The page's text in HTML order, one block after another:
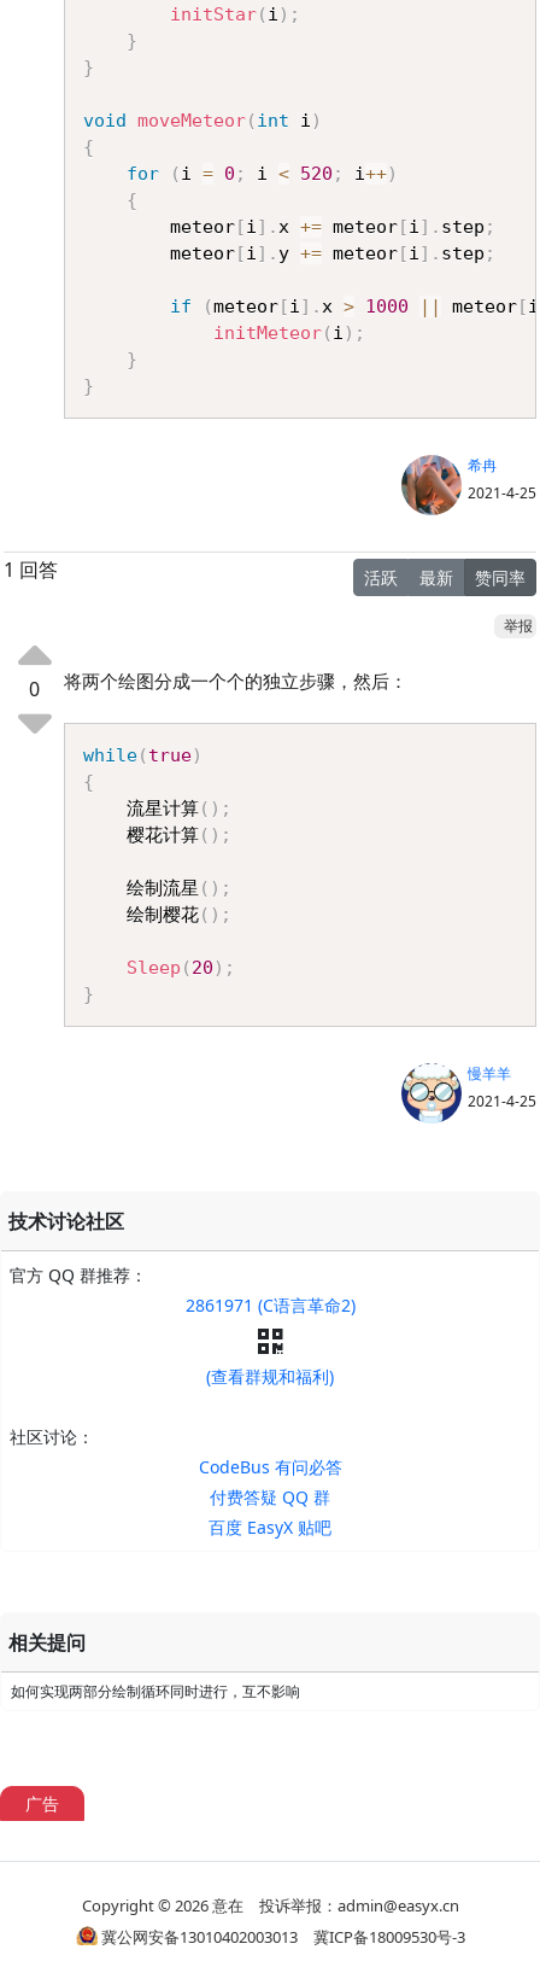
initStar( i ) ;
}
}
void moveMeteor( int i )
{
for
( i = 0 ; i < 520 ; i++)
{
		meteor
[i] .x += meteor[i] . step ;
		meteor
[i] . y += meteor[i] . step ;
if (meteor[i] .x > 1000 || meteor[i
initMeteor( i ) ;
}
}
希冉
2021-4-25
1 回答 活跃 最新 赞同率
举报
0 将两个绘图分成一个个的独立步骤，然后：
while( true)
{
	流星计算
( ) ;
	樱花计算
( ) ;
	绘制流星
( ) ;
	绘制樱花
( ) ;
Sleep ( 20 ) ;
}
慢羊羊
2021-4-25
技术讨论社区
官方 QQ 群推荐：
2861971 (C语言革命2)
(查看群规和福利)
社区讨论：
CodeBus 有问必答
付费答疑 QQ 群
百度 EasyX 贴吧
相关提问
如何实现两部分绘制循环同时进行，互不影响
广告
Copyright © 2026意在投诉举报：admin@easyx.cn
冀公网安备13010402003013
冀ICP备18009530号-3